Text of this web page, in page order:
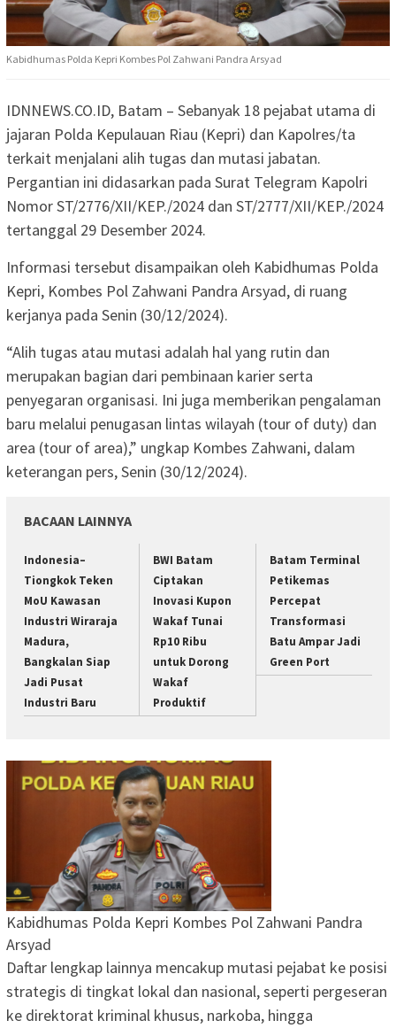
Kabidhumas Polda Kepri Kombes Pol Zahwani Pandra Arsyad
IDNNEWS.CO.ID, Batam – Sebanyak 18 pejabat utama di
jajaran Polda Kepulauan Riau (Kepri) dan Kapolres/ta
terkait menjalani alih tugas dan mutasi jabatan.
Pergantian ini didasarkan pada Surat Telegram Kapolri
Nomor ST/2776/XII/KEP./2024 dan ST/2777/XII/KEP./2024
tertanggal 29 Desember 2024.
Informasi tersebut disampaikan oleh Kabidhumas Polda
Kepri, Kombes Pol Zahwani Pandra Arsyad, di ruang
kerjanya pada Senin (30/12/2024).
“Alih tugas atau mutasi adalah hal yang rutin dan
merupakan bagian dari pembinaan karier serta
penyegaran organisasi. Ini juga memberikan pengalaman
baru melalui penugasan lintas wilayah (tour of duty) dan
area (tour of area),” ungkap Kombes Zahwani, dalam
keterangan pers, Senin (30/12/2024).
BACAAN LAINNYA
Indonesia–
Tiongkok Teken
MoU Kawasan
Industri Wiraraja
Madura,
Bangkalan Siap
Jadi Pusat
Industri Baru
BWI Batam
Ciptakan
Inovasi Kupon
Wakaf Tunai
Rp10 Ribu
untuk Dorong
Wakaf
Produktif
Batam Terminal
Petikemas
Percepat
Transformasi
Batu Ampar Jadi
Green Port
Kabidhumas Polda Kepri Kombes Pol Zahwani Pandra
Arsyad
Daftar lengkap lainnya mencakup mutasi pejabat ke posisi
strategis di tingkat lokal dan nasional, seperti pergeseran
ke direktorat kriminal khusus, narkoba, hingga